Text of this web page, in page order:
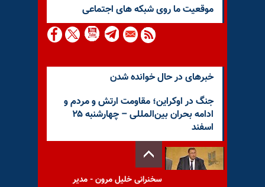
موقعيت ما روى شبكه هاى اجتماعى
خبرهای در حال خوانده شدن
جنگ در اوکراین؛ مقاومت ارتش و مردم و
ادامه بحران بین‌المللی – چهارشنبه ۲۵
اسفند
سخنرانی خلیل مرون - مدیر